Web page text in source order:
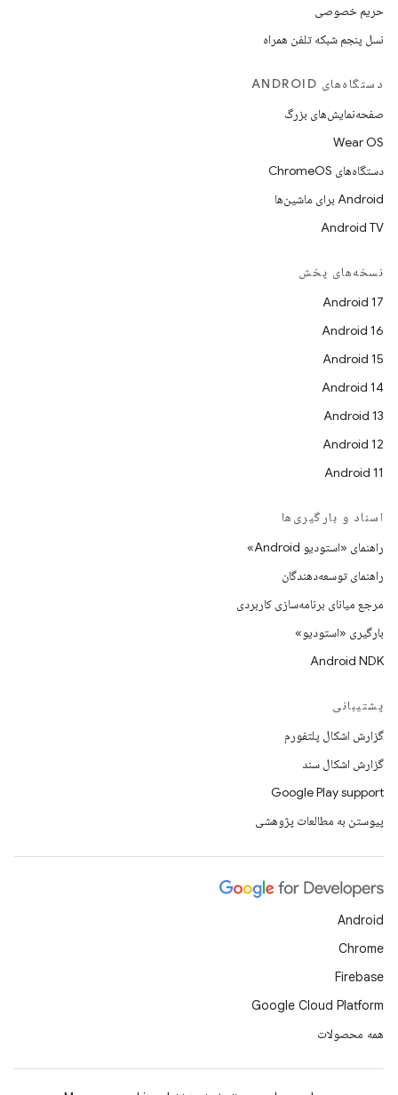
حریم خصوصی
نسل پنجم شبکه تلفن همراه
دستگاه‌های ANDROID
صفحه‌نمایش‌های بزرگ
Wear OS
دستگاه‌های ChromeOS
Android برای ماشین‌ها
Android TV
نسخه‌های پخش
Android 17
Android 16
Android 15
Android 14
Android 13
Android 12
Android 11
اسناد و بارگیری‌ها
راهنمای «استودیو Android»
راهنمای توسعه‌دهندگان
مرجع میانای برنامه‌سازی کاربردی
بارگیری «استودیو»
Android NDK
پشتیبانی
گزارش اشکال پلتفورم
گزارش اشکال سند
Google Play support
پیوستن به مطالعات پژوهشی
Android
Chrome
Firebase
Google Cloud Platform
همه محصولات